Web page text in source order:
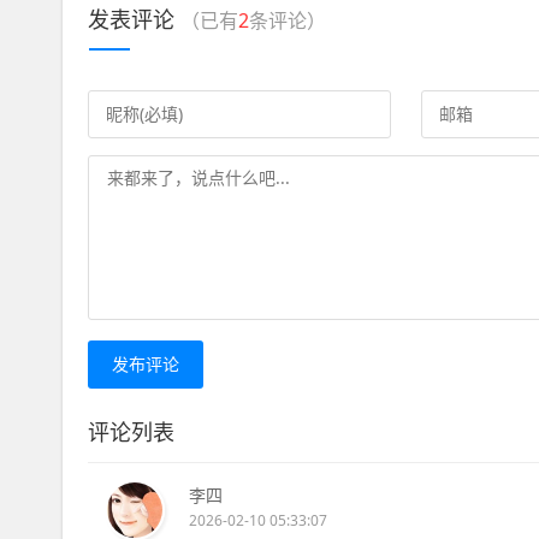
发表评论 （已有2条评论）
发布评论
评论列表
李四
2026-02-10 05:33:07